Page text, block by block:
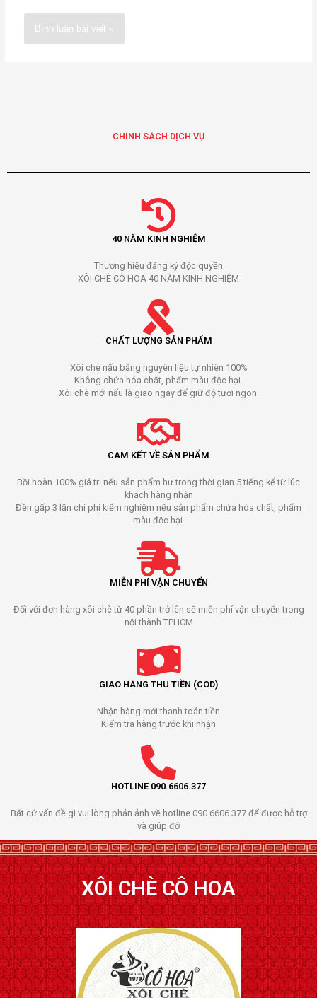
CHÍNH SÁCH DỊCH VỤ
40 NĂM KINH NGHIỆM
Thương hiệu đăng ký độc quyền
XÔI CHÈ CÔ HOA 40 NĂM KINH NGHIỆM
CHẤT LƯỢNG SẢN PHẨM
Xôi chè nấu bằng nguyên liệu tự nhiên 100%
Không chứa hóa chất, phẩm màu độc hại.
Xôi chè mới nấu là giao ngay để giữ độ tươi ngon.
CAM KẾT VỀ SẢN PHẨM
Bồi hoàn 100% giá trị nếu sản phẩm hư trong thời gian 5 tiếng kể từ lúc
khách hàng nhận
Đền gấp 3 lần chi phí kiểm nghiệm nếu sản phẩm chứa hóa chất, phẩm
màu độc hại.
MIỄN PHÍ VẬN CHUYỂN
Đối với đơn hàng xôi chè từ 40 phần trở lên sẽ miễn phí vận chuyển trong
nội thành TPHCM
GIAO HÀNG THU TIỀN (COD)
Nhận hàng mới thanh toán tiền
Kiểm tra hàng trước khi nhận
HOTLINE 090.6606.377
Bất cứ vấn đề gì vui lòng phản ảnh về hotline 090.6606.377 để được hỗ trợ
và giúp đỡ
XÔI CHÈ CÔ HOA